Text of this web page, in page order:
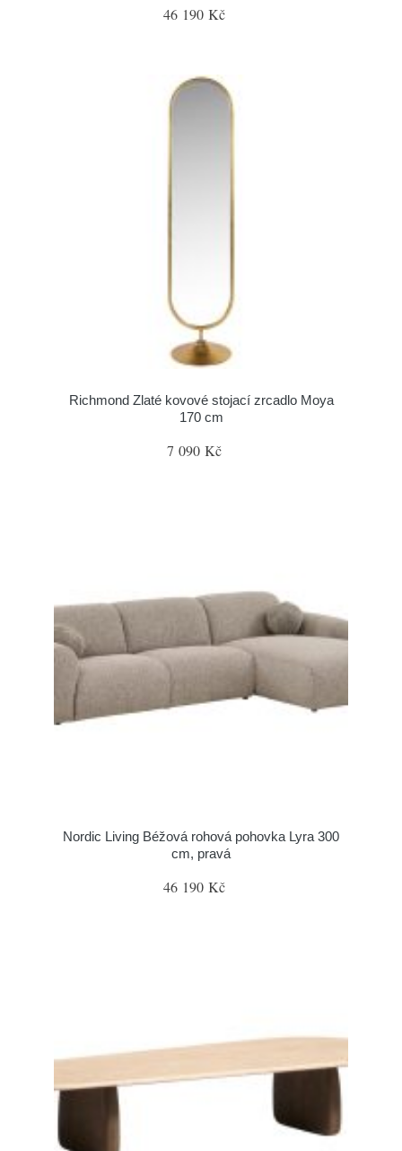
46 190 Kč
Richmond Zlaté kovové stojací zrcadlo Moya
170 cm
7 090 Kč
Nordic Living Béžová rohová pohovka Lyra 300
cm, pravá
46 190 Kč